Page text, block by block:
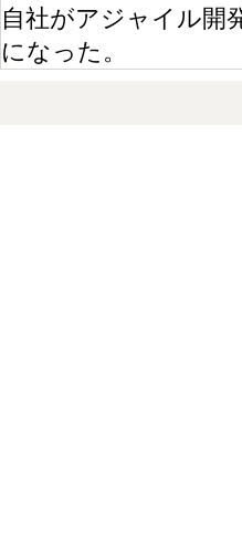
自社がアジャイル開
になった。